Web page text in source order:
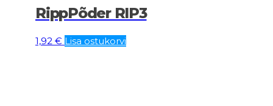
RippPõder RIP3
1,92 € Lisa ostukorvi